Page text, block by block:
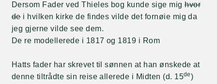
Dersom Fader ved Thieles bog kunde sige mighvor
dei hvilken kirke de findes vilde det fornøie mig da
jeg gjerne vilde see dem.
De re modellerede i 1817 og 1819 i Rom
Hatts fader har skrevet til sønnen at han ønskede at
denne tiltrådte sin reise allerede i Midten (d. 15de)